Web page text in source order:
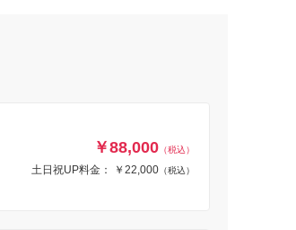
￥88,000 （税込）
土日祝UP料金： ￥22,000 （税込）